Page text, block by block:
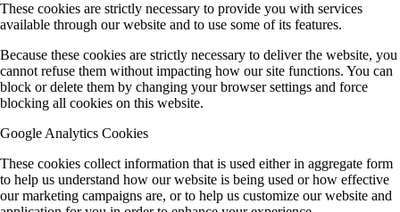
These cookies are strictly necessary to provide you with services
available through our website and to use some of its features.
Because these cookies are strictly necessary to deliver the website, you
cannot refuse them without impacting how our site functions. You can
block or delete them by changing your browser settings and force
blocking all cookies on this website.
Google Analytics Cookies
These cookies collect information that is used either in aggregate form
to help us understand how our website is being used or how effective
our marketing campaigns are, or to help us customize our website and